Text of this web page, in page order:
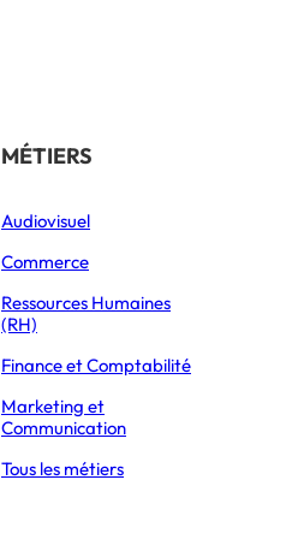
THÉMATIQUES
Orientation
Vie étudiante
Formations
Partir à l’étranger
MÉTIERS
Audiovisuel
Commerce
Ressources Humaines
(RH)
Finance et Comptabilité
Marketing et
Communication
Tous les métiers